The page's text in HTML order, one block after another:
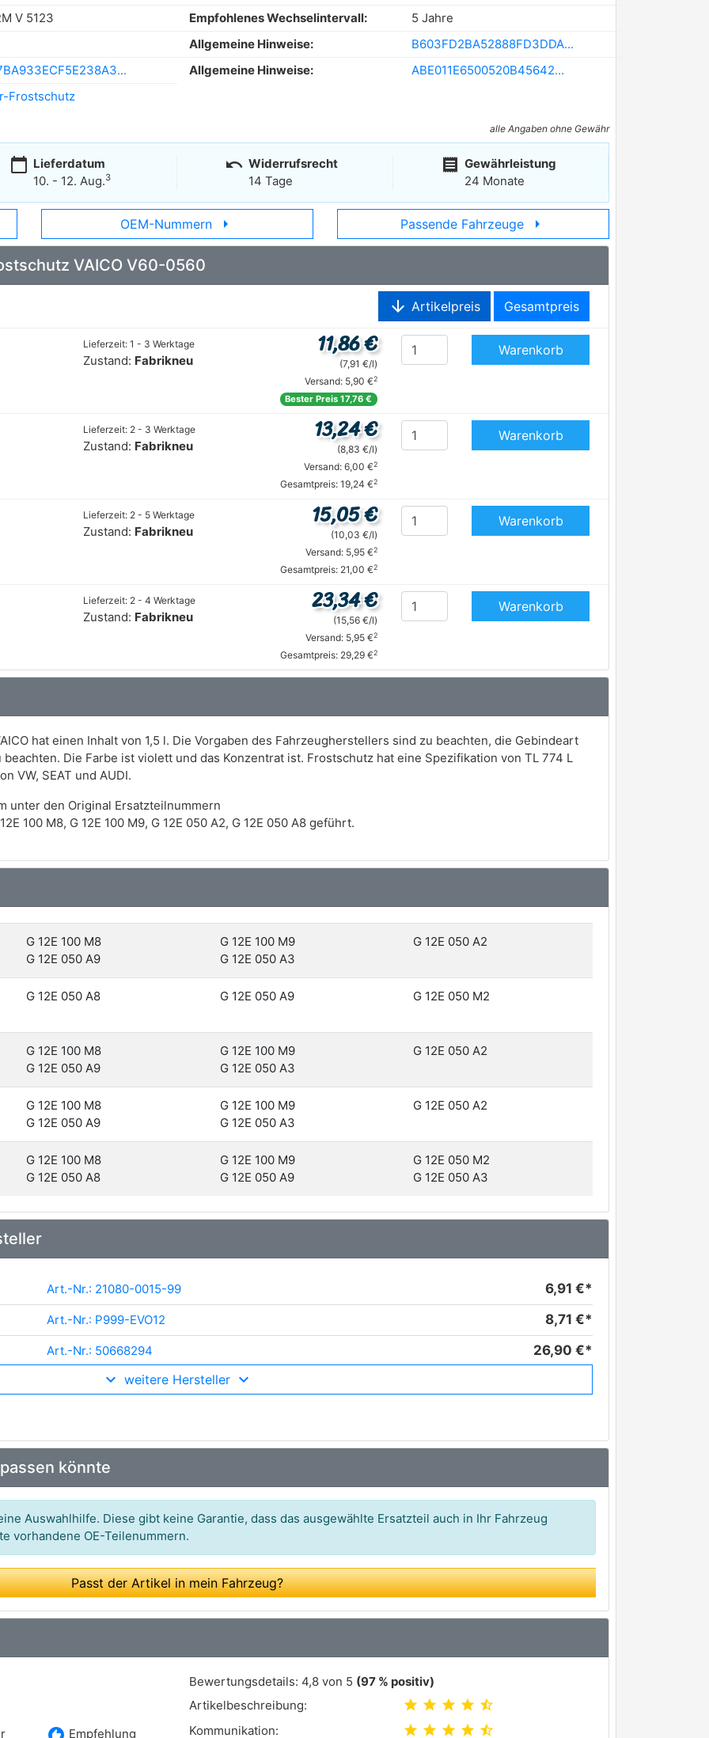
V 5123 Empfohlenes Wechselintervall:
5 Jahre
Allgemeine Hinweise:
B603FD2BA52888FD3DDA...
Allgemeine Hinweise:
ABE011E6500520B45642...
Frostschutz
alle Angaben ohne Gewähr
calendar_today Lieferdatum
10. - 12. Aug.3
undo Widerrufsrecht
14 Tage
receipt Gewährleistung
24 Monate
OEM-Nummern arrow_right Passende Fahrzeuge arrow_right
VAICO V60-0560
arrow_downward Artikelpreis Gesamtpreis
Lieferzeit: 1 - 3 Werktage
Zustand: Fabrikneu
11,86 €
(7,91 €/l)
Versand: 5,90 €2
Bester Preis 17,76 €
Warenkorb
Lieferzeit: 2 - 3 Werktage
Zustand: Fabrikneu
13,24 €
(8,83 €/l)
Versand: 6,00 €2
Gesamtpreis: 19,24 €2
Warenkorb
Lieferzeit: 2 - 5 Werktage
Zustand: Fabrikneu
15,05 €
(10,03 €/l)
Versand: 5,95 €2
Gesamtpreis: 21,00 €2
Warenkorb
Lieferzeit: 2 - 4 Werktage
Zustand: Fabrikneu
23,34 €
(15,56 €/l)
Versand: 5,95 €2
Gesamtpreis: 29,29 €2
Warenkorb
hat einen Inhalt von 1,5 l. Die Vorgaben des Fahrzeugherstellers sind zu beachten, die Gebindeart
Die Farbe ist violett und das Konzentrat ist. Frostschutz hat eine Spezifikation von TL 774 L
VW, SEAT und AUDI.
unter den Original Ersatzteilnummern
100 M8, G 12E 100 M9, G 12E 050 A2, G 12E 050 A8 geführt.
G 12E 100 M8 G 12E 100 M9
G 12E 050 A2
G 12E 050 A9 G 12E 050 A3
G 12E 050 A8 G 12E 050 A9
G 12E 050 M2
G 12E 100 M8 G 12E 100 M9
G 12E 050 A2
G 12E 050 A9 G 12E 050 A3
G 12E 100 M8 G 12E 100 M9
G 12E 050 A2
G 12E 050 A9 G 12E 050 A3
G 12E 100 M8 G 12E 100 M9
G 12E 050 M2
G 12E 050 A8 G 12E 050 A9 G 12E 050 A3
Art.-Nr.: 21080-0015-99 6,91 €*
Art.-Nr.: P999-EVO12 8,71 €*
Art.-Nr.: 50668294 26,90 €*
Art.-Nr.: 183368
Art.-Nr.: 60-0560
weitere Hersteller
könnte
Auswahlhilfe. Diese gibt keine Garantie, dass das ausgewählte Ersatzteil auch in Ihr Fahrzeug
vorhandene OE-Teilenummern.
Passt der Artikel in mein Fahrzeug?
Empfehlung
Bewertungsdetails: 4,8 von 5 (97 % positiv)
Artikelbeschreibung:
star star star star star_half
Kommunikation: star star star star star_half